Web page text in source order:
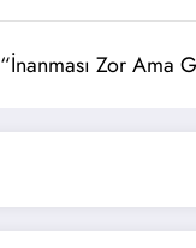
“İnanması Zor Ama